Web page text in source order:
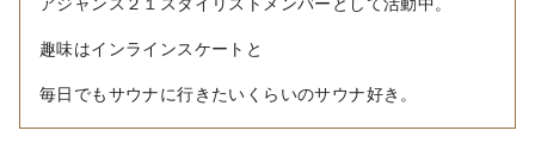
趣味はインラインスケートと
毎日でもサウナに行きたいくらいのサウナ好き。